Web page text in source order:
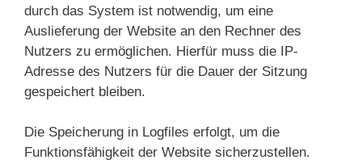
durch das System ist notwendig, um eine
Auslieferung der Website an den Rechner des
Nutzers zu ermöglichen. Hierfür muss die IP-
Adresse des Nutzers für die Dauer der Sitzung
gespeichert bleiben.
Die Speicherung in Logfiles erfolgt, um die
Funktionsfähigkeit der Website sicherzustellen.